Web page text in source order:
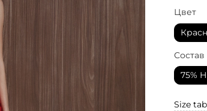
Size
Цвет
Состав
75%